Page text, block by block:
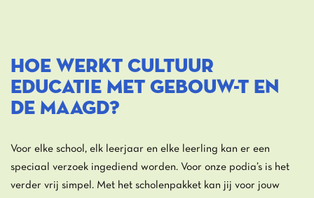
HOE WERKT CULTUUR
EDUCATIE MET GEBOUW-T EN
DE MAAGD?
Voor elke school, elk leerjaar en elke leerling kan er een
speciaal verzoek ingediend worden. Voor onze podia’s is het
verder vrij simpel. Met het scholenpakket kan jij voor jouw